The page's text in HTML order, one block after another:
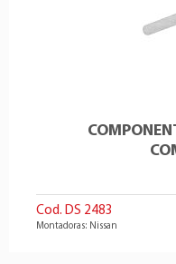
Cod. DS 2483
Montadoras: Nissan